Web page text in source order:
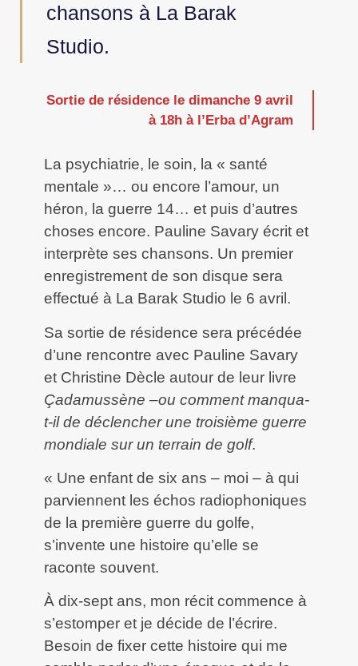
chansons à La Barak
Studio.
Sortie de résidence le dimanche 9 avril
à 18h à l’Erba d’Agram
La psychiatrie, le soin, la « santé
mentale »… ou encore l’amour, un
héron, la guerre 14… et puis d’autres
choses encore. Pauline Savary écrit et
interprète ses chansons. Un premier
enregistrement de son disque sera
effectué à La Barak Studio le 6 avril.
Sa sortie de résidence sera précédée
d’une rencontre avec Pauline Savary
et Christine Dècle autour de leur livre
Çadamussène –ou comment manqua-
t-il de déclencher une troisième guerre
mondiale sur un terrain de golf.
« Une enfant de six ans – moi – à qui
parviennent les échos radiophoniques
de la première guerre du golfe,
s’invente une histoire qu’elle se
raconte souvent.
À dix-sept ans, mon récit commence à
s’estomper et je décide de l’écrire.
Besoin de fixer cette histoire qui me